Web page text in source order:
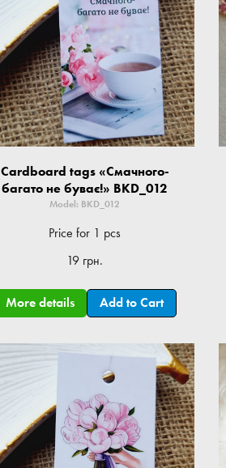
Cardboard tags «Смачного-
багато не буває!» BKD_012
Model: BKD_012
Price for 1 pcs
19 грн.
More details Add to Cart